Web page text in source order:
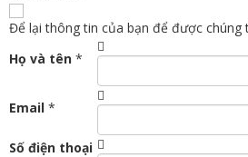
Để lại thông tin của bạn để được chúng
Họ và tên *
Email *
Số điện thoại